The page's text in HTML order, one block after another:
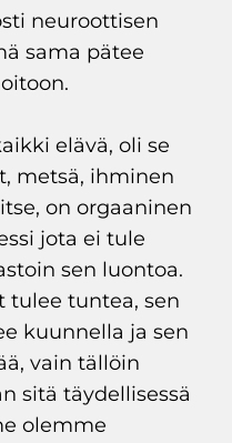
neuroottisen
sama pätee
elävä, oli se
metsä, ihminen
on orgaaninen
jota ei tule
sen luontoa.
tulee tuntea, sen
kuunnella ja sen
vain tällöin
sitä täydellisessä
olemme